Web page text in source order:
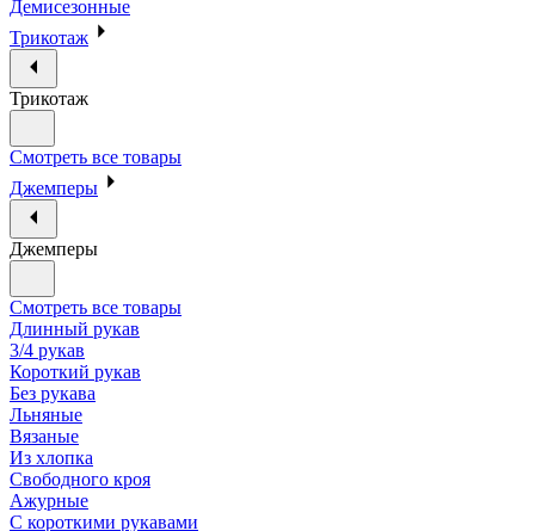
Демисезонные
Трикотаж
Трикотаж
Смотреть все товары
Джемперы
Джемперы
Смотреть все товары
Длинный рукав
3/4 рукав
Короткий рукав
Без рукава
Льняные
Вязаные
Из хлопка
Свободного кроя
Ажурные
С короткими рукавами